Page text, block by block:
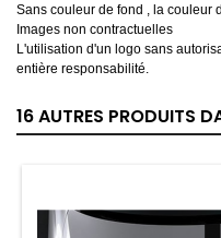
Sans couleur de fond , la couleur
Images non contractuelles
L'utilisation d'un logo sans
entière responsabilité.
16 AUTRES PRODUITS